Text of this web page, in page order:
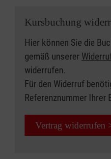
Kursbuchung
Hier können Sie die
gemäß unserer
widerrufen.
Für den Widerruf
Referenznummer Ihrer
Vertrag widerrufen